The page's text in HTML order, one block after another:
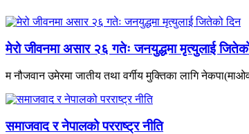
मेरो जीवनमा असार २६ गतेः जनयुद्धमा मृत्युलाई
म नौजवान उमेरमा जातीय तथा वर्गीय मुक्तिका लागि
समाजवाद र नेपालको परराष्ट्र नीति